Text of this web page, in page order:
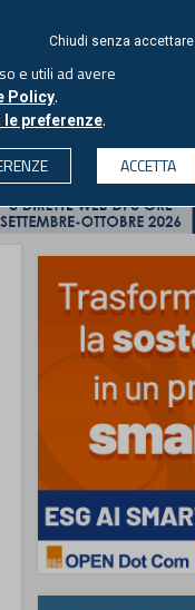
PROFESSIONI
Chiudi senza accettare
e utili ad avere
Policy.
le preferenze.
ACCETTA